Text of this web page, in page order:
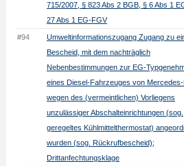
715/2007, § 823 Abs 2 BGB, § 6 Abs 1
27 Abs 1 EG-FGV
#94
Umweltinformationszugang Zugang zu
Bescheid, mit dem nachträglich
Nebenbestimmungen zur EG-
eines Diesel-Fahrzeuges von Mercedes-
wegen des (vermeintlichen) Vorliegens
unzulässiger Abschalteinrichtungen (sog.
geregeltes Kühlmittelthermostat)
wurden (sog. Rückrufbescheid);
Drittanfechtungsklage